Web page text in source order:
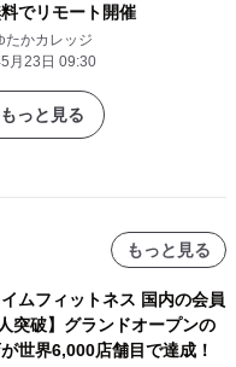
でリモート開催
たかカレッジ
月23日 09:30
っと見る
もっと見る
イムフィットネス 国内の会員
突破】グランドオープンの
世界6,000店舗目で達成！